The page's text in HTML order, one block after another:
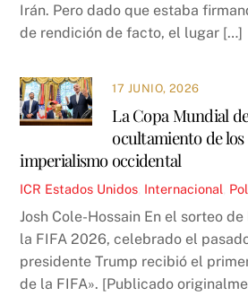
Irán. Pero dado que estaba
de rendición de facto, el lugar […]
17 JUNIO, 2026
La Copa Mundial
ocultamiento de
imperialismo occidental
ICR Estados Unidos Internacional
Josh Cole-Hossain En el sorteo
la FIFA 2026, celebrado el
presidente Trump recibió el
de la FIFA». [Publicado